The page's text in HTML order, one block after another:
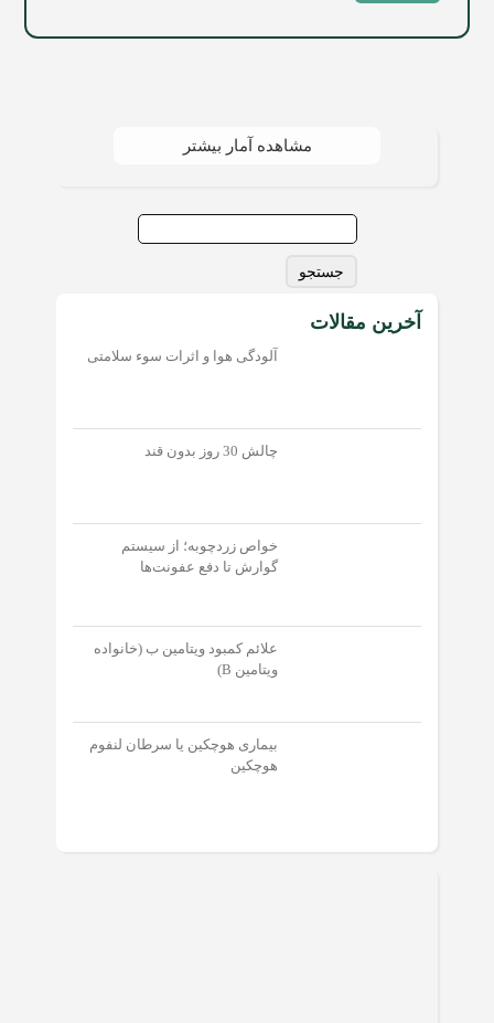
مشاهده آمار بیشتر
جستجو
برای:
آخرین مقالات
آلودگی هوا و اثرات سوء سلامتی
چالش 30 روز بدون قند
خواص زردچوبه؛ از سیستم
گوارش تا دفع عفونت‌‌ها
علائم کمبود ویتامین ب (خانواده
ویتامین B)
بیماری هوچکین یا سرطان لنفوم
هوچکین